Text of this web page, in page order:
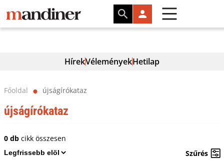
HírekVéleményekHetilap
Főoldal ⬤ újságírókataz
újságírókataz
0 dbcikk összesen
Szűrés